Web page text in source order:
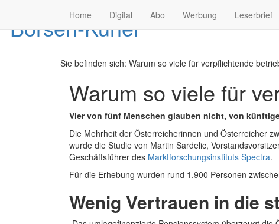
Home Digital Abo Werbung Leserbrief
Sie befinden sich: Warum so viele für verpflichtende
Warum so viele für
Vier von fünf Menschen glauben nicht, von
Die Mehrheit der Österreicherinnen und Österreicher
wurde die Studie von Martin Sardelic,
Geschäftsführer des Marktforschungsinstituts Spectra.
Für die Erhebung wurden rund 1.900 Personen
Wenig Vertrauen in die